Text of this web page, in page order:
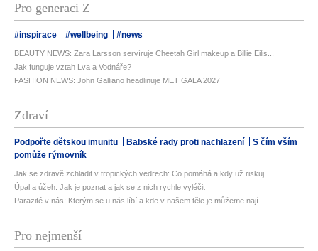
Pro generaci Z
#inspirace #wellbeing #news
BEAUTY NEWS: Zara Larsson servíruje Cheetah Girl makeup a Billie Eilis...
Jak funguje vztah Lva a Vodnáře?
FASHION NEWS: John Galliano headlinuje MET GALA 2027
Zdraví
Podpořte dětskou imunitu Babské rady proti nachlazení
S čím vším
pomůže rýmovník
Jak se zdravě zchladit v tropických vedrech: Co pomáhá a kdy už riskuj...
Úpal a úžeh: Jak je poznat a jak se z nich rychle vyléčit
Parazité v nás: Kterým se u nás líbí a kde v našem těle je můžeme nají...
Pro nejmenší